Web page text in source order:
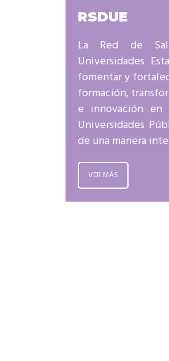
RSDUE
La Red de
Universidades
fomentar y
formación,
e innovación en
Universidades
de una manera
VER MÁS